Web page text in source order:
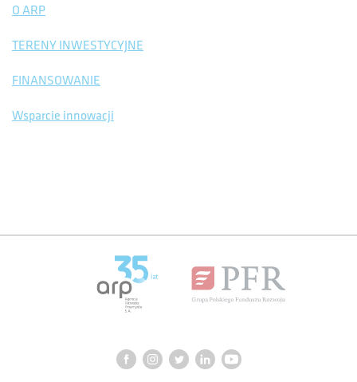
O ARP
TERENY INWESTYCYJNE
FINANSOWANIE
Wsparcie innowacji